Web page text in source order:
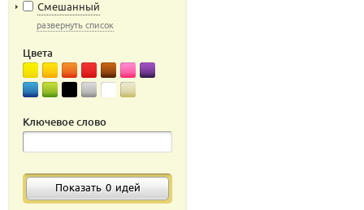
Смешанный
развернуть список
Цвета
Ключевое слово
Показать 0 идей